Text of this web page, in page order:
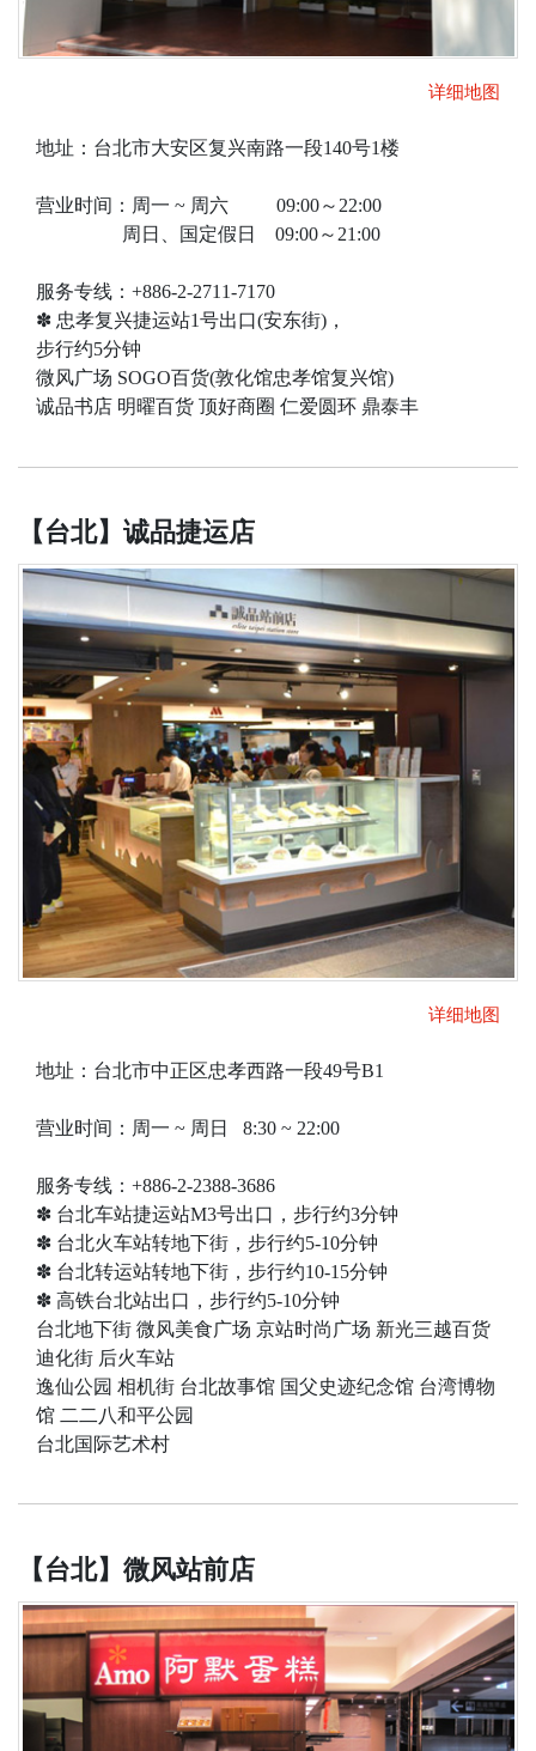
详细地图
地址：台北市大安区复兴南路一段140号1楼
营业时间：周一 ~ 周六 09:00～22:00
周日、国定​​假日 09:00～21:00
服务专线：+886-2-2711-7170
✽ 忠孝复兴捷运站1号出口(安东街)，
步行约5分钟
微风广场 SOGO百货(敦化馆忠孝馆复兴馆)
诚品书店 明曜百货 顶好商圈 仁爱圆环 鼎泰丰
【台北】诚品捷运店
详细地图
地址：台北市中正区忠孝西路一段49号B1
营业时间：周一 ~ 周日 8:30 ~ 22:00
服务专线：+886-2-2388-3686
✽ 台北车站捷运站M3号出口，步行约3分钟
✽ 台北火车站转地下街，步行约5-10分钟
✽ 台北转运站转地下街，步行约10-15分钟
✽ 高铁台北站出口，步行约5-10分钟
台北地下街 微风美食广场 京站时尚广场 新光三越百货
迪化街 后火车站
逸仙公园 相机街 台北故事馆 国父史迹纪念馆 台湾博物
馆 二二八和平公园
台北国际艺术村
【台北】微风站前店